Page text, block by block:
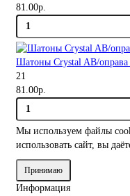
81.00р.
Шатоны Crystal AB/
21
81.00р.
Мы используем файлы
использовать сайт, вы
Принимаю
Информация